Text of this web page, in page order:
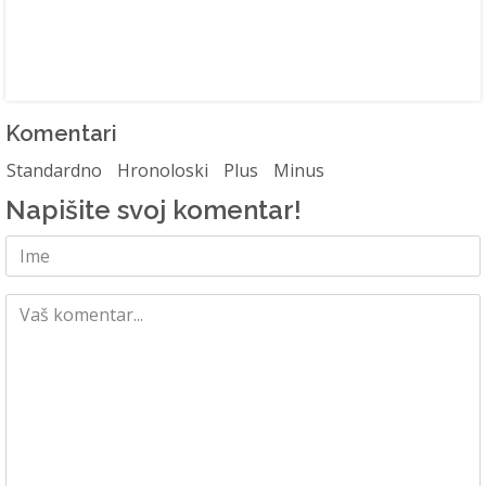
Komentari
Standardno Hronoloski Plus Minus
Napišite svoj komentar!